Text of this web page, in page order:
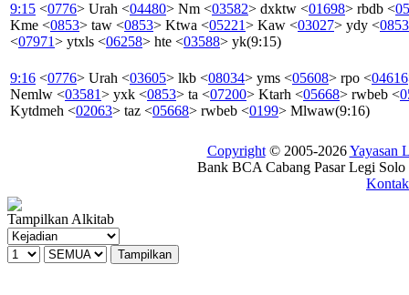
9:15 <0776> Urah <04480> Nm <03582> dxktw <01698> rbdb <
Kme <0853> taw <0853> Ktwa <05221> Kaw <03027> ydy <0853
<07971> ytxls <06258> hte <03588> yk(9:15)
9:16 <0776> Urah <03605> lkb <08034> yms <05608> rpo <04616
Nemlw <03581> yxk <0853> ta <07200> Ktarh <05668> rwbeb <
Kytdmeh <02063> taz <05668> rwbeb <0199> Mlwaw(9:16)
Copyright© 2005-2026Yayasan
Bank BCA Cabang Pasar Legi
Kontak
Tampilkan Alkitab